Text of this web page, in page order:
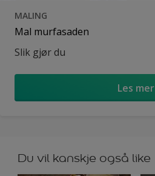
MALING
Mal murfasaden
Slik gjør du
Les mer
Du vil kanskje også like